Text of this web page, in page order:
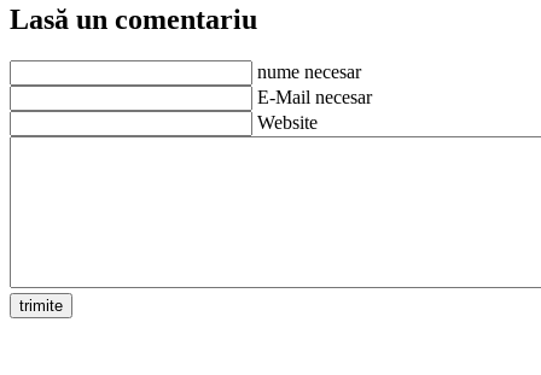
Lasă un comentariu
nume necesar
E-Mail necesar
Website